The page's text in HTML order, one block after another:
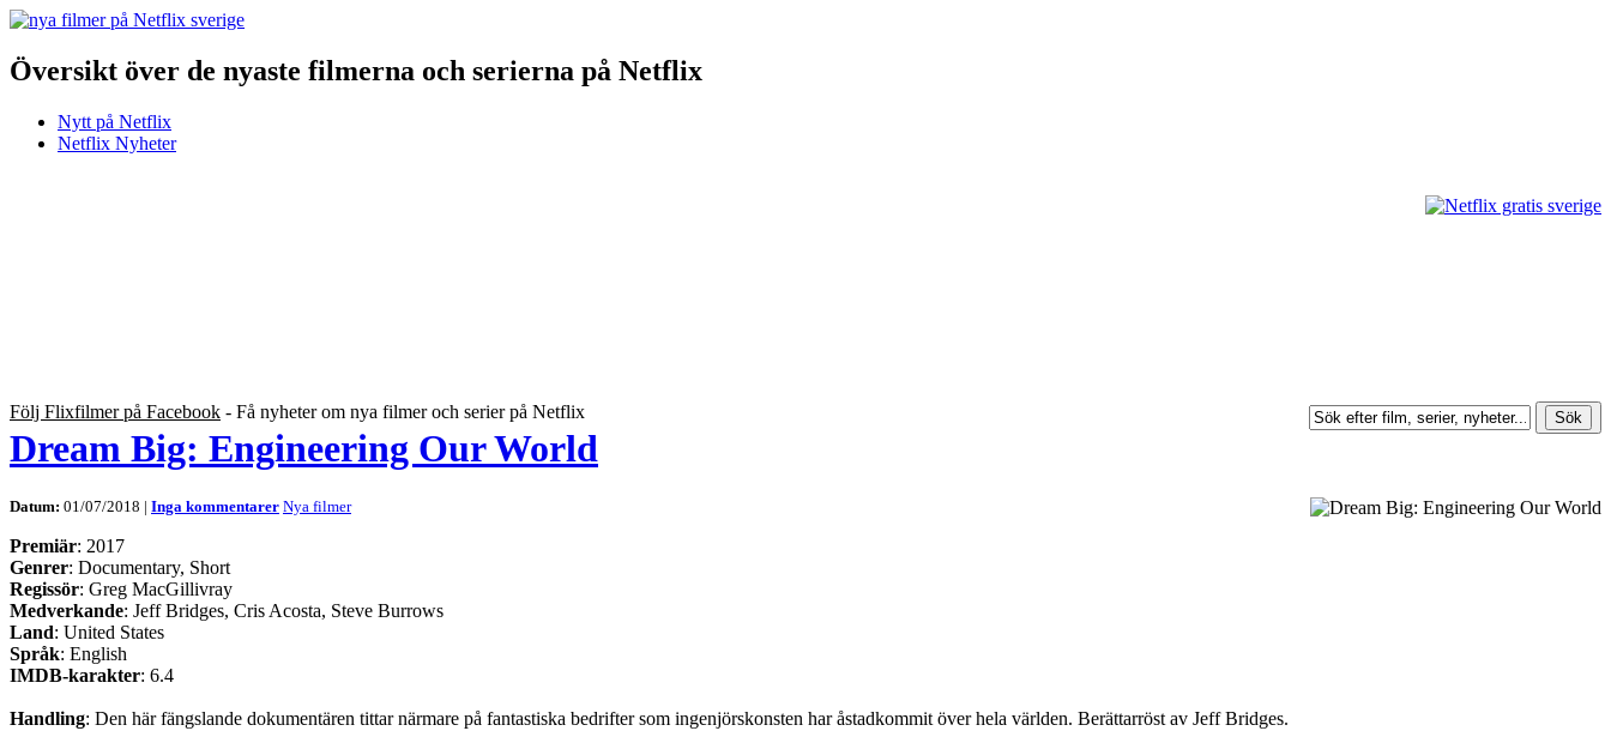
Översikt över de nyaste filmerna och serierna på Netflix
Nytt på Netflix
Netflix Nyheter
Följ Flixfilmer på Facebook - Få nyheter om nya filmer och serier på Netflix
Dream Big: Engineering Our World
Datum: 01/07/2018 | Inga kommentarer Nya filmer
Premiär: 2017
Genrer: Documentary, Short
Regissör: Greg MacGillivray
Medverkande: Jeff Bridges, Cris Acosta, Steve Burrows
Land: United States
Språk: English
IMDB-karakter: 6.4
Handling: Den här fängslande dokumentären tittar närmare på fantastiska bedrifter som ingenjörskonsten har åstadkommit över hela världen. Berättarröst av Jeff Bridges.